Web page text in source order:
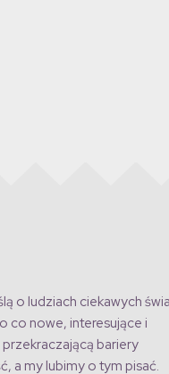
o ludziach ciekawych
co nowe, interesujące i
bariery
a my lubimy o tym pisać.